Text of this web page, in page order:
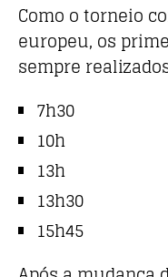
Como o torneio
europeu, os
sempre
7h30
10h
13h
13h30
15h45